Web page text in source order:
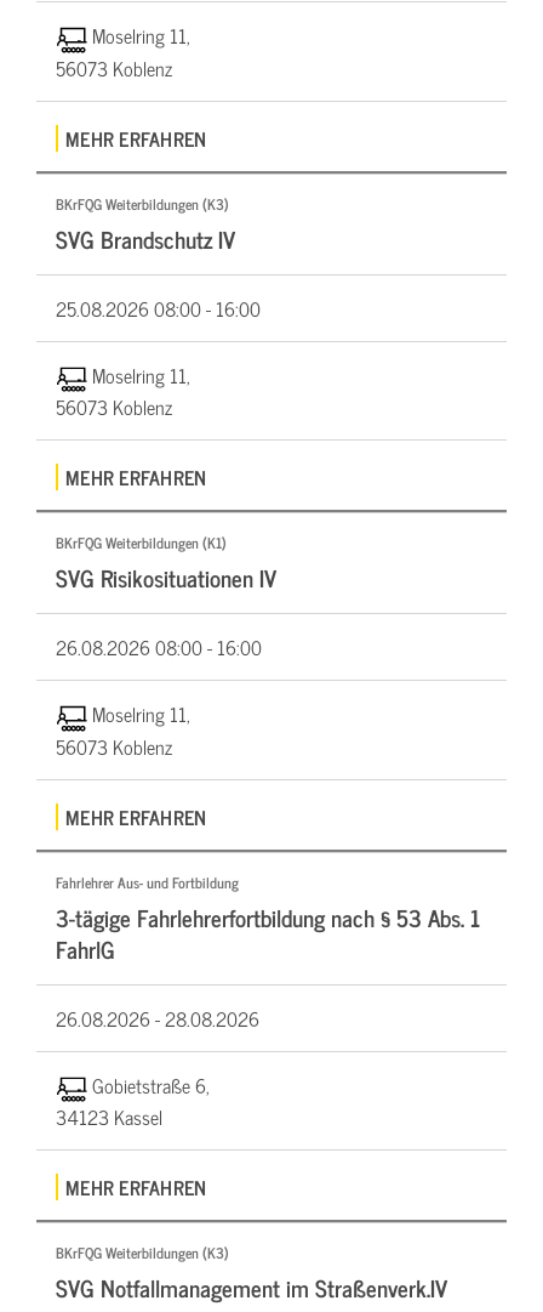
Moselring 11,
56073 Koblenz
MEHR ERFAHREN
BKrFQG Weiterbildungen (K3)
SVG Brandschutz IV
25.08.202608:00 - 16:00
Moselring 11,
56073 Koblenz
MEHR ERFAHREN
BKrFQG Weiterbildungen (K1)
SVG Risikosituationen IV
26.08.202608:00 - 16:00
Moselring 11,
56073 Koblenz
MEHR ERFAHREN
Fahrlehrer Aus- und Fortbildung
3-tägige Fahrlehrerfortbildung nach § 53 Abs. 1
FahrlG
26.08.2026 -28.08.2026
Gobietstraße 6,
34123 Kassel
MEHR ERFAHREN
BKrFQG Weiterbildungen (K3)
SVG Notfallmanagement im Straßenverk.IV